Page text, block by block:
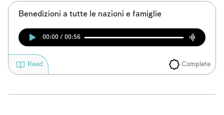
Benedizioni a tutte le nazioni e famiglie
00:00 / 00:56
Complete
Read